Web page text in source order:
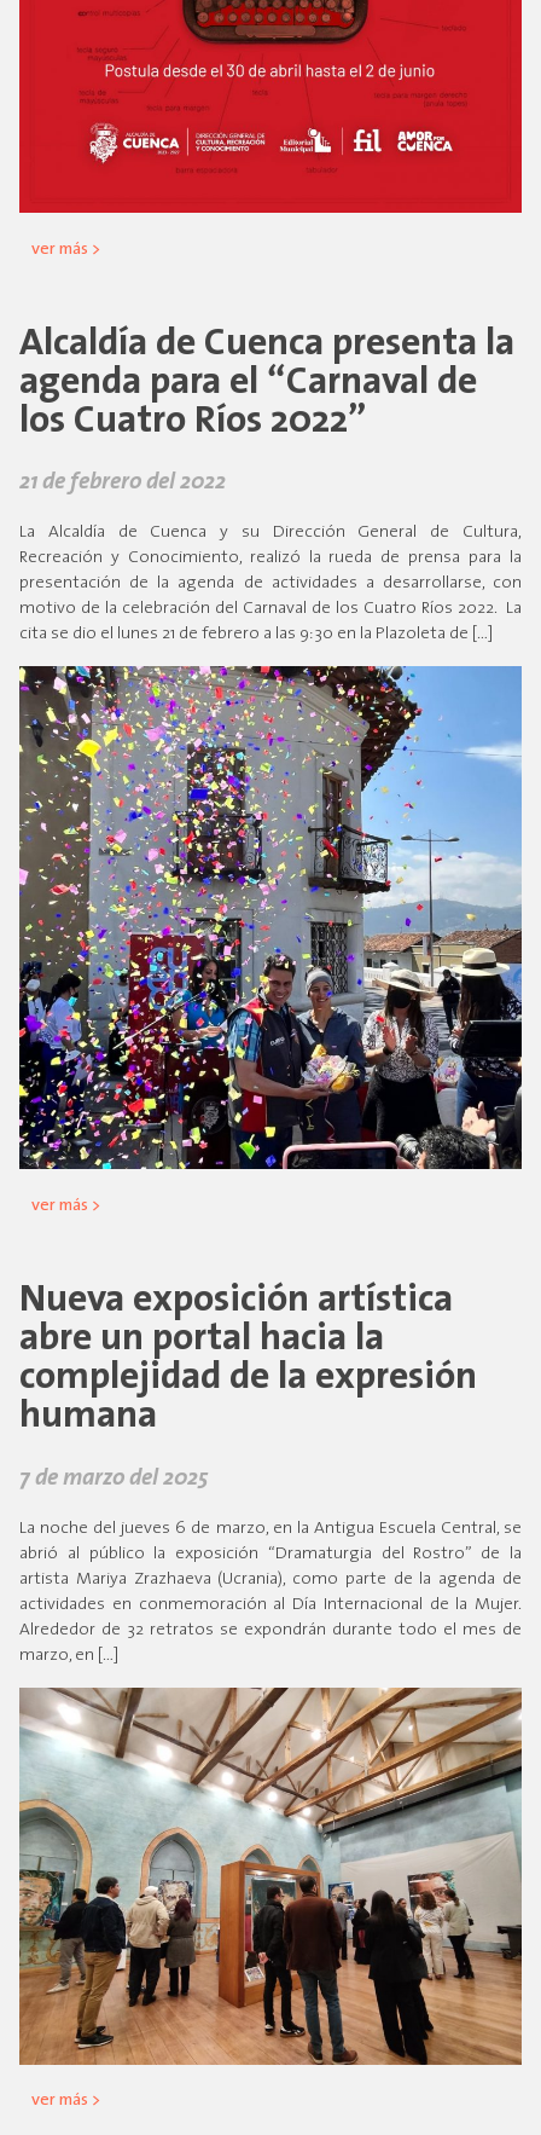
ver más >
Alcaldía de Cuenca presenta la
agenda para el “Carnaval de
los Cuatro Ríos 2022”
21 de febrero del 2022
La Alcaldía de Cuenca y su Dirección General de Cultura,
Recreación y Conocimiento, realizó la rueda de prensa para la
presentación de la agenda de actividades a desarrollarse, con
motivo de la celebración del Carnaval de los Cuatro Ríos 2022. La
cita se dio el lunes 21 de febrero a las 9:30 en la Plazoleta de […]
ver más >
Nueva exposición artística
abre un portal hacia la
complejidad de la expresión
humana
7 de marzo del 2025
La noche del jueves 6 de marzo, en la Antigua Escuela Central, se
abrió al público la exposición “Dramaturgia del Rostro” de la
artista Mariya Zrazhaeva (Ucrania), como parte de la agenda de
actividades en conmemoración al Día Internacional de la Mujer.
Alrededor de 32 retratos se expondrán durante todo el mes de
marzo, en […]
ver más >